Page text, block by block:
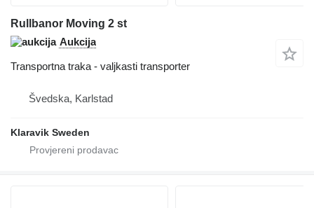
Rullbanor Moving 2 st
Aukcija
Transportna traka - valjkasti transporter
Švedska, Karlstad
Klaravik Sweden